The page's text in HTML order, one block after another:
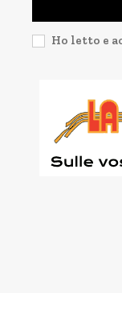
Ho letto e